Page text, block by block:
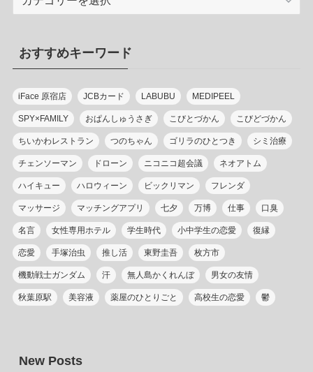
リ
ー
おすすめキーワード
iFace 原宿店 JCBカード LABUBU MEDIPEEL
SPY×FAMILY おぱんしゅうさぎ こびとづかん こびどづかん
ちいかわレストラン つのちゃん ゴリラのひとつき シミ治療
チェンソーマン ドローン ニコニコ超会議 ネオアトム
ハイキュー ハロウィーン ビックリマン フレンダ
マッサージ マッチングアプリ 七夕 万博 仕事 口臭
名言 女性専用ホテル 学生時代 小中学生の恋愛 復縁
恋愛 手塚治虫 推し活 東野圭吾 枚方市
機動戦士ガンダム 汗 無人島かくれんぼ 男女の友情
秋葉原駅 美容液 薬屋のひとりごと 高校生の恋愛 鬱
New Posts